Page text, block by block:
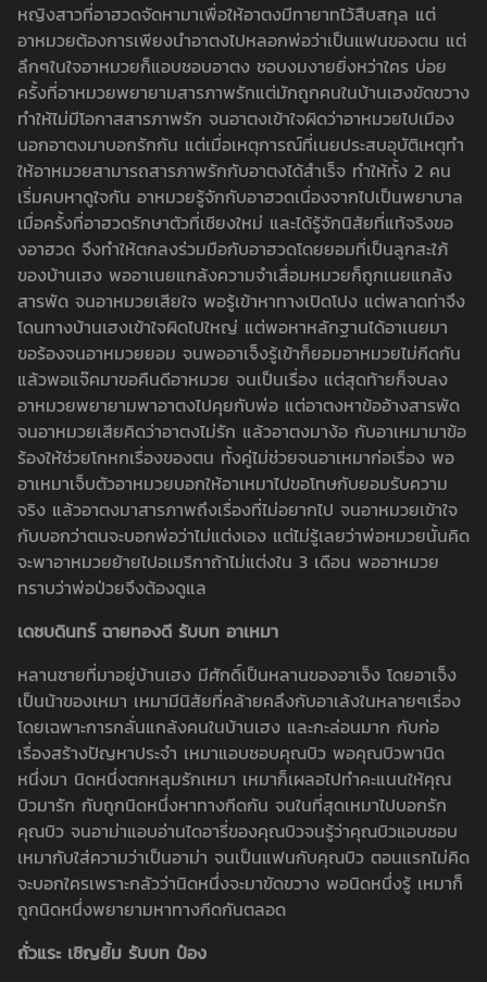
หญิงสาวที่อาฮวดจัดหามาเพื่อให้อาตงมีทายาทไว้สืบสกุล แต่
อาหมวยต้องการเพียงนำอาตงไปหลอกพ่อว่าเป็นแฟนของตน แต่
ลึกๆในใจอาหมวยก็แอบชอบอาตง ชอบงมงายยิ่งหว่าใคร บ่อย
ครั้งที่อาหมวยพยายามสารภาพรักแต่มักถูกคนในบ้านเฮงขัดขวาง
ทำให้ไม่มีโอกาสสารภาพรัก จนอาตงเข้าใจผิดว่าอาหมวยไปเมือง
นอกอาตงมาบอกรักกัน แต่เมื่อเหตุการณ์ที่เนยประสบอุบัติเหตุทำ
ให้อาหมวยสามารถสารภาพรักกับอาตงได้สำเร็จ ทำให้ทั้ง 2 คน
เริ่มคบหาดูใจกัน อาหมวยรู้จักกับอาฮวดเนื่องจากไปเป็นพยาบาล
เมื่อครั้งที่อาฮวดรักษาตัวที่เชียงใหม่ และได้รู้จักนิสัยที่แท้จริงขอ
งอาฮวด จึงทำให้ตกลงร่วมมือกับอาฮวดโดยยอมที่เป็นลูกสะใภ้
ของบ้านเฮง พออาเนยแกล้งความจำเสื่อมหมวยก็ถูกเนยแกล้ง
สารพัด จนอาหมวยเสียใจ พอรู้เข้าหาทางเปิดโปง แต่พลาดท่าจึง
โดนทางบ้านเฮงเข้าใจผิดไปใหญ่ แต่พอหาหลักฐานได้อาเนยมา
ขอร้องจนอาหมวยยอม จนพออาเจ็งรู้เข้าก็ยอมอาหมวยไม่กีดกัน
แล้วพอแจ๊คมาขอคืนดีอาหมวย จนเป็นเรื่อง แต่สุดท้ายก็จบลง
อาหมวยพยายามพาอาตงไปคุยกับพ่อ แต่อาตงหาข้ออ้างสารพัด
จนอาหมวยเสียคิดว่าอาตงไม่รัก แล้วอาตงมาง้อ กับอาเหมามาข้อ
ร้องให้ช่วยโกหกเรื่องของตน ทั้งคู่ไม่ช่วยจนอาเหมาก่อเรื่อง พอ
อาเหมาเจ็บตัวอาหมวยบอกให้อาเหมาไปขอโทษกับยอมรับความ
จริง แล้วอาตงมาสารภาพถึงเรื่องที่ไม่อยากไป จนอาหมวยเข้าใจ
กับบอกว่าตนจะบอกพ่อว่าไม่แต่งเอง แต่ไม่รู้เลยว่าพ่อหมวยนั้นคิด
จะพาอาหมวยย้ายไปอเมริกาถ้าไม่แต่งใน 3 เดือน พออาหมวย
ทราบว่าพ่อป่วยจึงต้องดูแล
เดชบดินทร์ ฉายทองดี รับบท อาเหมา
หลานชายที่มาอยู่บ้านเฮง มีศักดิ์เป็นหลานของอาเจ็ง โดยอาเจ็ง
เป็นน้าของเหมา เหมามีนิสัยที่คล้ายคลึงกับอาเล้งในหลายๆเรื่อง
โดยเฉพาะการกลั่นแกล้งคนในบ้านเฮง และกะล่อนมาก กับก่อ
เรื่องสร้างปัญหาประจำ เหมาแอบชอบคุณบิว พอคุณบิวพานิด
หนึ่งมา นิดหนึ่งตกหลุมรักเหมา เหมาก็เผลอไปทำคะแนนให้คุณ
บิวมารัก กับถูกนิดหนึ่งหาทางกีดกัน จนในที่สุดเหมาไปบอกรัก
คุณบิว จนอาม่าแอบอ่านไดอารี่ของคุณบิวจนรู้ว่าคุณบิวแอบชอบ
เหมากับใส่ความว่าเป็นอาม่า จนเป็นแฟนกับคุณบิว ตอนแรกไม่คิด
จะบอกใครเพราะกลัวว่านิดหนึ่งจะมาขัดขวาง พอนิดหนึ่งรู้ เหมาก็
ถูกนิดหนึ่งพยายามหาทางกีดกันตลอด
ถั่วแระ เชิญยิ้ม รับบท ป๋อง